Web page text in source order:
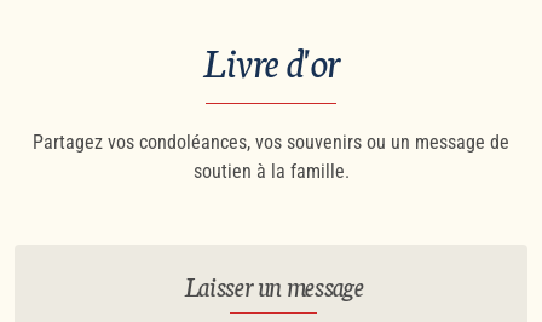
Livre d'or
Partagez vos condoléances, vos souvenirs ou un message de
soutien à la famille.
Laisser un message